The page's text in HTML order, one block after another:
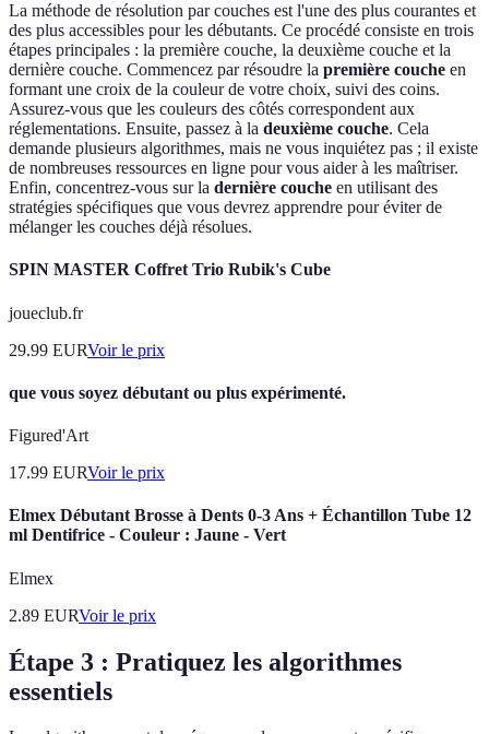
La méthode de résolution par couches est l'une des plus courantes et
des plus accessibles pour les débutants. Ce procédé consiste en trois
étapes principales : la première couche, la deuxième couche et la
dernière couche. Commencez par résoudre la première couche en
formant une croix de la couleur de votre choix, suivi des coins.
Assurez-vous que les couleurs des côtés correspondent aux
réglementations. Ensuite, passez à la deuxième couche. Cela
demande plusieurs algorithmes, mais ne vous inquiétez pas ; il existe
de nombreuses ressources en ligne pour vous aider à les maîtriser.
Enfin, concentrez-vous sur la dernière couche en utilisant des
stratégies spécifiques que vous devrez apprendre pour éviter de
mélanger les couches déjà résolues.
SPIN MASTER Coffret Trio Rubik's Cube
joueclub.fr
29.99 EURVoir le prix
que vous soyez débutant ou plus expérimenté.
Figured'Art
17.99 EURVoir le prix
Elmex Débutant Brosse à Dents 0-3 Ans + Échantillon Tube 12
ml Dentifrice - Couleur : Jaune - Vert
Elmex
2.89 EURVoir le prix
Étape 3 : Pratiquez les algorithmes
essentiels